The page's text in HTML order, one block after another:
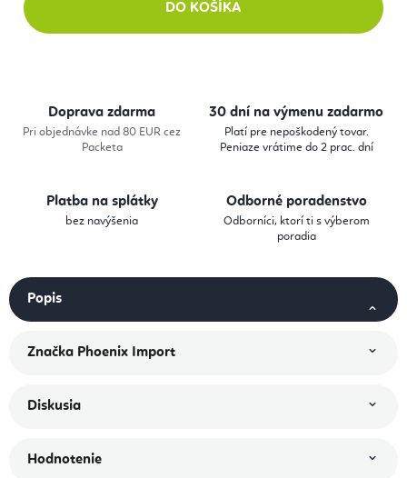
DO KOŠÍKA
Doprava zdarma
Pri objednávke nad 80 EUR cez
Packeta
30 dní na výmenu zadarmo
Platí pre nepoškodený tovar.
Peniaze vrátime do 2 prac. dní
Platba na splátky
bez navýšenia
Odborné poradenstvo
Odborníci, ktorí ti s výberom
poradia
Popis
Značka Phoenix Import
Diskusia
Hodnotenie